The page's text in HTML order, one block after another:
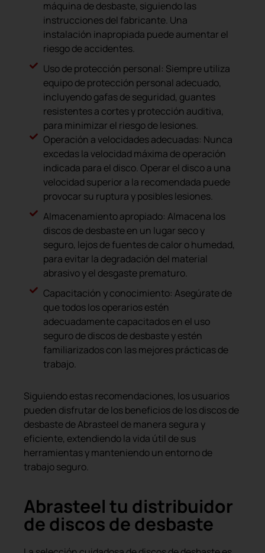
máquina de desbaste, siguiendo las
instrucciones del fabricante. Una
instalación inapropiada puede aumentar el
riesgo de accidentes.
Uso de protección personal: Siempre utiliza
equipo de protección personal adecuado,
incluyendo gafas de seguridad, guantes
resistentes a cortes y protección auditiva,
para minimizar el riesgo de lesiones.
Operación a velocidades adecuadas: Nunca
excedas la velocidad máxima de operación
indicada para el disco. Operar el disco a una
velocidad superior a la recomendada puede
provocar su ruptura y posibles lesiones.
Almacenamiento apropiado: Almacena los
discos de desbaste en un lugar seco y
seguro, lejos de fuentes de calor o humedad,
para evitar la degradación del material
abrasivo y el desgaste prematuro.
Capacitación y conocimiento: Asegúrate de
que todos los operarios estén
adecuadamente capacitados en el uso
seguro de discos de desbaste y estén
familiarizados con las mejores prácticas de
trabajo.
Siguiendo estas recomendaciones, los usuarios
pueden disfrutar de los beneficios de los discos de
desbaste de Abrasteel de manera segura y
eficiente, extendiendo la vida útil de sus
herramientas y manteniendo un entorno de
trabajo seguro.
Abrasteel tu distribuidor
de discos de desbaste